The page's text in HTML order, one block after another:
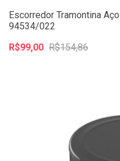
Escorredor Tramontina
94534/022
R$99,00 R$154,86